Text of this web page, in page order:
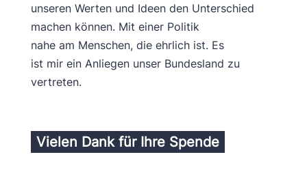
unseren Werten und Ideen den Unterschied
machen können. Mit einer Politik
nahe am Menschen, die ehrlich ist. Es
ist mir ein Anliegen unser Bundesland zu
vertreten.
Vielen Dank für Ihre Spende